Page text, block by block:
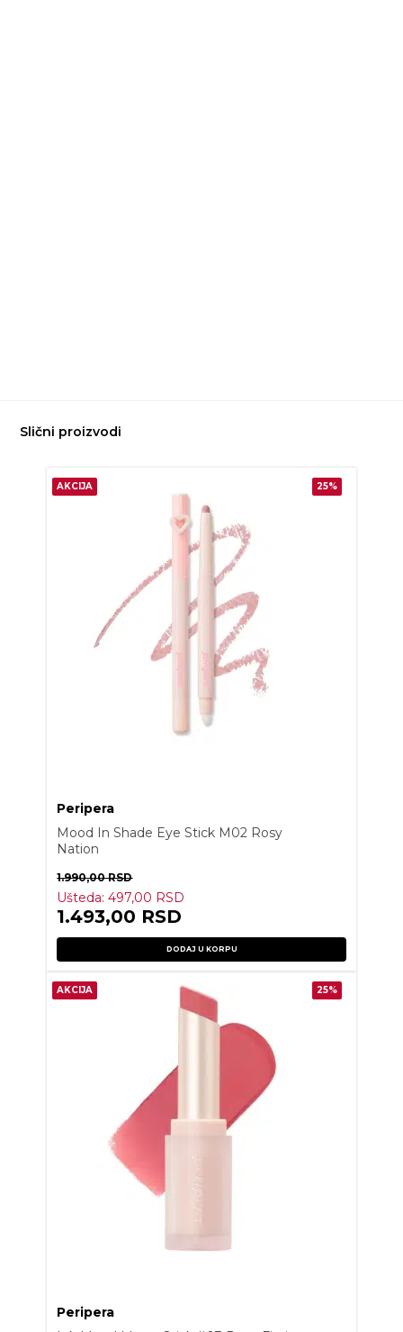
Slični proizvodi
AKCIJA 25%
Peripera
Mood In Shade Eye Stick M02 Rosy
Nation
1.990,00RSD
Ušteda:497,00 RSD
1.493,00 RSD
DODAJ U KORPU
AKCIJA 25%
Peripera